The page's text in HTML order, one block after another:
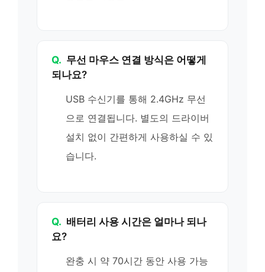
Q. 무선 마우스 연결 방식은 어떻게
되나요?
USB 수신기를 통해 2.4GHz 무선
으로 연결됩니다. 별도의 드라이버
설치 없이 간편하게 사용하실 수 있
습니다.
Q. 배터리 사용 시간은 얼마나 되나
요?
완충 시 약 70시간 동안 사용 가능